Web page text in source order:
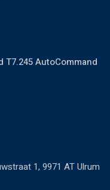
AutoCommand
1, 9971 AT Ulrum